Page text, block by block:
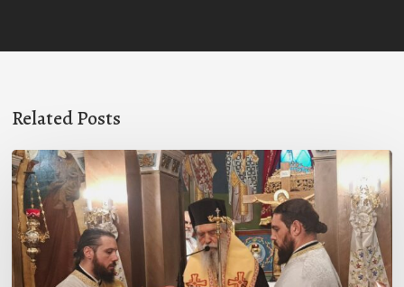
Related Posts
Ιερά
Παράκληση
στον
Ι.Ν.
Κοιμήσεως